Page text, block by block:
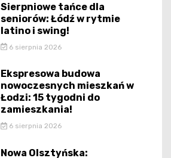
Sierpniowe tańce dla
seniorów: Łódź w rytmie
latino i swing!
6 sierpnia 2026
Ekspresowa budowa
nowoczesnych mieszkań w
Łodzi: 15 tygodni do
zamieszkania!
6 sierpnia 2026
Nowa Olsztyńska: